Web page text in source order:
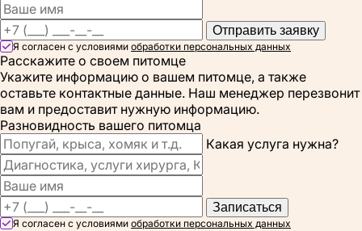
Отправить заявку
Я согласен с условиями обработки персональных данных
Расскажите о своем питомце
Укажите информацию о вашем питомце, а также
оставьте контактные данные. Наш менеджер перезвонит
вам и предоставит нужную информацию.
Разновидность вашего питомца
Какая услуга нужна?
Записаться
Я согласен с условиями обработки персональных данных